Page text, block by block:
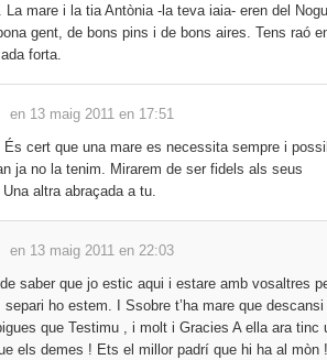
mare i la tia Antònia -la teva iaia- eren del
gent, de bons pins i de bons aires. Tens raó
forta.
en 13 maig 2011 en 17:51
cert que una mare es necessita sempre i
ja no la tenim. Mirarem de ser fidels als seus
altra abraçada a tu.
en 13 maig 2011 en 22:03
saber que jo estic aqui i estare amb vosaltres
separi ho estem. I Ssobre t’ha mare que
que Testimu , i molt i Gracies A ella ara tinc
els demes ! Ets el millor padrí que hi ha al mòn